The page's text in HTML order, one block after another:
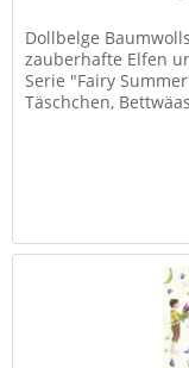
Dollbelge
zauberhafte Elfen
Serie "Fairy
Täschchen,